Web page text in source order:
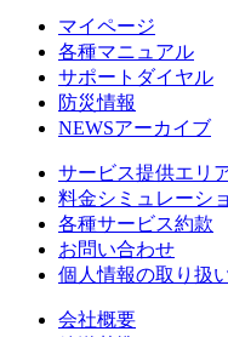
マイページ
各種マニュアル
サポートダイヤル
防災情報
NEWSアーカイブ
サービス提供エリ
料金シミュレーシ
各種サービス約款
お問い合わせ
個人情報の取り扱
会社概要